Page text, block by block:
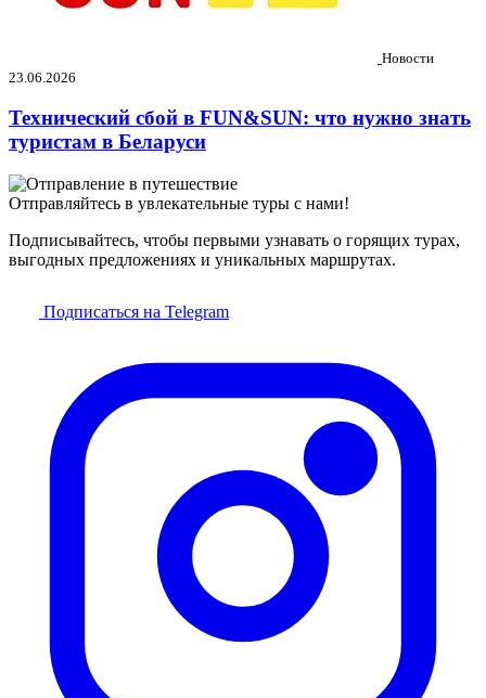
Новости
23.06.2026
Технический сбой в FUN&SUN: что нужно знать
туристам в Беларуси
Отправляйтесь в увлекательные туры с нами!
Подписывайтесь, чтобы первыми узнавать о горящих турах,
выгодных предложениях и уникальных маршрутах.
Подписаться на Telegram